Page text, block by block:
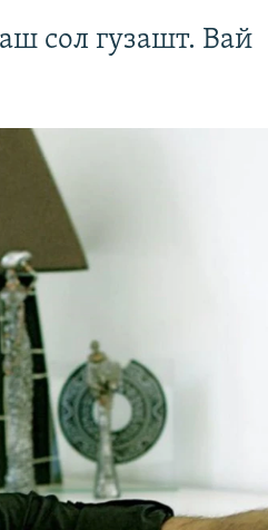
сол гузашт. Вай